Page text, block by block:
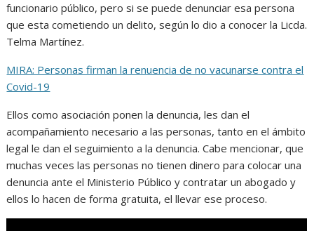
funcionario público, pero si se puede denunciar esa persona
que esta cometiendo un delito, según lo dio a conocer la Licda.
Telma Martínez.
MIRA: Personas firman la renuencia de no vacunarse contra el
Covid-19
Ellos como asociación ponen la denuncia, les dan el
acompañamiento necesario a las personas, tanto en el ámbito
legal le dan el seguimiento a la denuncia. Cabe mencionar, que
muchas veces las personas no tienen dinero para colocar una
denuncia ante el Ministerio Público y contratar un abogado y
ellos lo hacen de forma gratuita, el llevar ese proceso.